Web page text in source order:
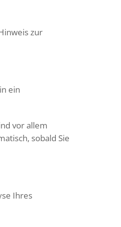
zur
ein
vor allem
sobald Sie
Ihres